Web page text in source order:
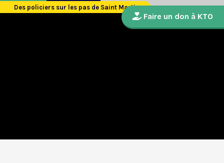
Des policiers sur les pas de Saint Martin
Faire un don à KTO